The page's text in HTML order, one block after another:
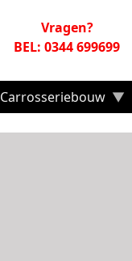
Vragen?
BEL: 0344 699699
Carrosseriebouw